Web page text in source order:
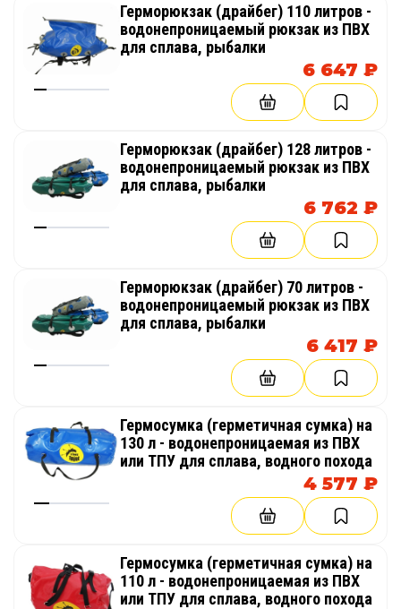
Герморюкзак (драйбег) 110 литров -
водонепроницаемый рюкзак из ПВХ
для сплава, рыбалки
6 647 ₽
Герморюкзак (драйбег) 128 литров -
водонепроницаемый рюкзак из ПВХ
для сплава, рыбалки
6 762 ₽
Герморюкзак (драйбег) 70 литров -
водонепроницаемый рюкзак из ПВХ
для сплава, рыбалки
6 417 ₽
Гермосумка (герметичная сумка) на
130 л - водонепроницаемая из ПВХ
или ТПУ для сплава, водного похода
4 577 ₽
Гермосумка (герметичная сумка) на
110 л - водонепроницаемая из ПВХ
или ТПУ для сплава, водного похода